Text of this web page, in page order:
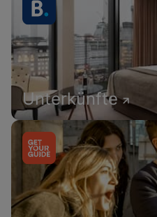
Unterkünfte